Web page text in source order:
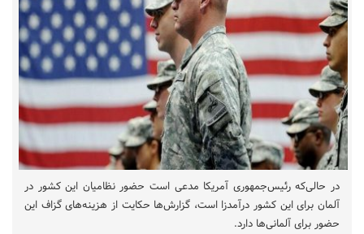
در حالی‌که رئیس‌جمهوری آمریکا مدعی است حضور نظامیان این کشور در
آلمان برای این کشور درآمدزا است، گزارش‌ها حکایت از هزینه‌های گزاف این
حضور برای آلمانی‌ها ‌دارد.